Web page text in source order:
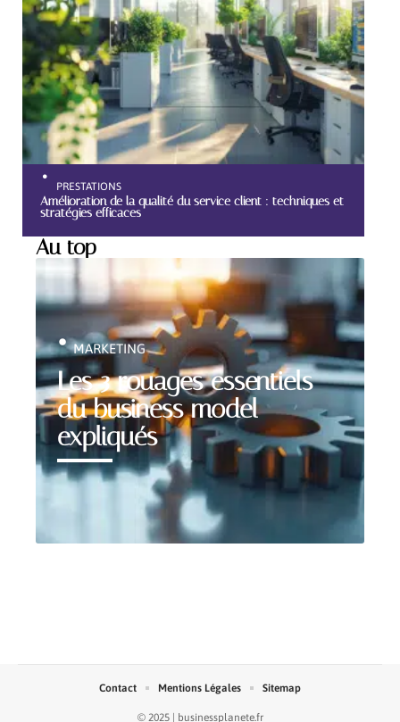
PRESTATIONS
Amélioration de la qualité du service client : techniques et
stratégies efficaces
Au top
Les 3 rouages essentiels
du business model
expliqués
MARKETING
© 2025 | businessplanete.fr
Contact Mentions Légales Sitemap